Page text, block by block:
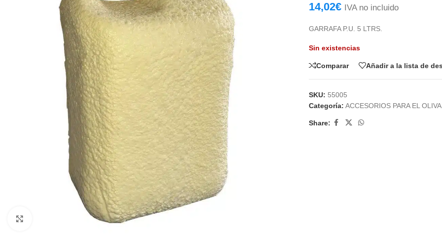
Haga Click para agrandar
14,02€ IVA no incluido
GARRAFA P.U. 5 LTRS.
Sin existencias
Comparar Añadir a la lista de
SKU: 55005
Categoría: ACCESORIOS PARA EL
Share: